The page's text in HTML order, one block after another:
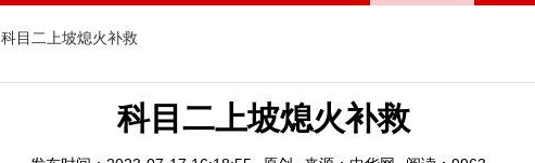
科目二上坡熄火补救
科目二上坡熄火补救